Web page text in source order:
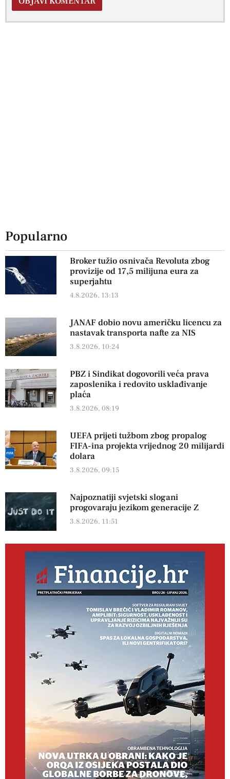
Popularno
Broker tužio osnivača Revoluta zbog
provizije od 17,5 milijuna eura za
superjahtu
4.8.2026, 13:13
JANAF dobio novu američku licencu za
nastavak transporta nafte za NIS
3.8.2026, 10:24
PBZ i Sindikat dogovorili veća prava
zaposlenika i redovito usklađivanje
plaća
3.8.2026, 08:19
UEFA prijeti tužbom zbog propalog
FIFA-ina projekta vrijednog 20 milijardi
dolara
3.8.2026, 09:15
Najpoznatiji svjetski slogani
progovaraju jezikom generacije Z
3.8.2026, 11:51